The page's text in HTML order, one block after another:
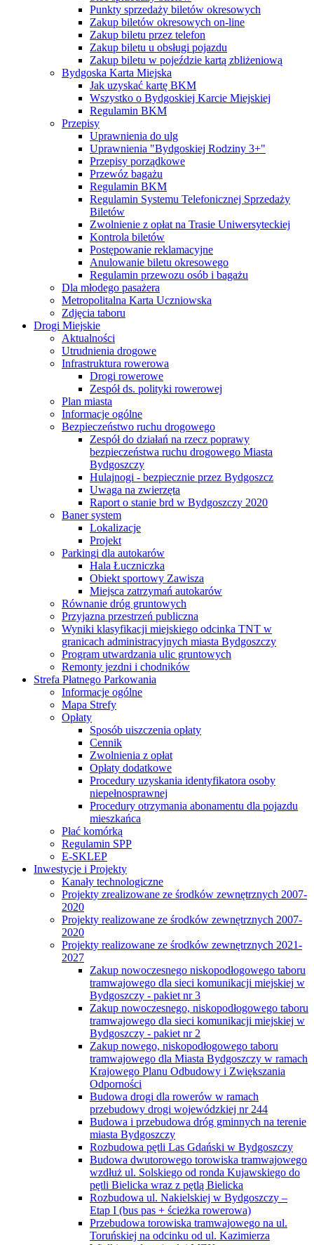
Punkty sprzedaży biletów okresowych
Zakup biletów okresowych on-line
Zakup biletu przez telefon
Zakup biletu u obsługi pojazdu
Zakup biletu w pojeździe kartą zbliżeniową
Bydgoska Karta Miejska
Jak uzyskać kartę BKM
Wszystko o Bydgoskiej Karcie Miejskiej
Regulamin BKM
Przepisy
Uprawnienia do ulg
Uprawnienia "Bydgoskiej Rodziny 3+"
Przepisy porządkowe
Przewóz bagażu
Regulamin BKM
Regulamin Systemu Telefonicznej Sprzedaży
Biletów
Zwolnienie z opłat na Trasie Uniwersyteckiej
Kontrola biletów
Postępowanie reklamacyjne
Anulowanie biletu okresowego
Regulamin przewozu osób i bagażu
Dla młodego pasażera
Metropolitalna Karta Uczniowska
Zdjęcia taboru
Drogi Miejskie
Aktualności
Utrudnienia drogowe
Infrastruktura rowerowa
Drogi rowerowe
Zespół ds. polityki rowerowej
Plan miasta
Informacje ogólne
Bezpieczeństwo ruchu drogowego
Zespół do działań na rzecz poprawy
bezpieczeństwa ruchu drogowego Miasta
Bydgoszczy
Hulajnogi - bezpiecznie przez Bydgoszcz
Uwaga na zwierzęta
Raport o stanie brd w Bydgoszczy 2020
Baner system
Lokalizacje
Projekt
Parkingi dla autokarów
Hala Łuczniczka
Obiekt sportowy Zawisza
Miejsca zatrzymań autokarów
Równanie dróg gruntowych
Przyjazna przestrzeń publiczna
Wyniki klasyfikacji miejskiego odcinka TNT w
granicach administracyjnych miasta Bydgoszczy
Program utwardzania ulic gruntowych
Remonty jezdni i chodników
Strefa Płatnego Parkowania
Informacje ogólne
Mapa Strefy
Opłaty
Sposób uiszczenia opłaty
Cennik
Zwolnienia z opłat
Opłaty dodatkowe
Procedury uzyskania identyfikatora osoby
niepełnosprawnej
Procedury otrzymania abonamentu dla pojazdu
mieszkańca
Płać komórką
Regulamin SPP
E-SKLEP
Inwestycje i Projekty
Kanały technologiczne
Projekty zrealizowane ze środków zewnętrznych 2007-
2020
Projekty realizowane ze środków zewnętrznych 2007-
2020
Projekty realizowane ze środków zewnętrznych 2021-
2027
Zakup nowoczesnego niskopodłogowego taboru
tramwajowego dla sieci komunikacji miejskiej w
Bydgoszczy - pakiet nr 3
Zakup nowoczesnego, niskopodłogowego taboru
tramwajowego dla sieci komunikacji miejskiej w
Bydgoszczy - pakiet nr 2
Zakup nowego, niskopodłogowego taboru
tramwajowego dla Miasta Bydgoszczy w ramach
Krajowego Planu Odbudowy i Zwiększania
Odporności
Budowa drogi dla rowerów w ramach
przebudowy drogi wojewódzkiej nr 244
Budowa i przebudowa dróg gminnych na terenie
miasta Bydgoszczy
Rozbudowa pętli Las Gdański w Bydgoszczy
Budowa dwutorowego torowiska tramwajowego
wzdłuż ul. Solskiego od ronda Kujawskiego do
pętli Bielicka wraz z pętlą Bielicka
Rozbudowa ul. Nakielskiej w Bydgoszczy –
Etap I (bus pas + ścieżka rowerowa)
Przebudowa torowiska tramwajowego na ul.
Toruńskiej na odcinku od ul. Kazimierza